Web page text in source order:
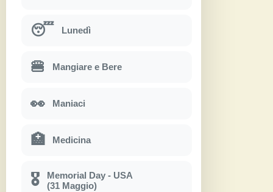
😴 Lunedì
🍔 Mangiare e Bere
👀 Maniaci
🏥 Medicina
🎖
Memorial Day - USA
(31 Maggio)